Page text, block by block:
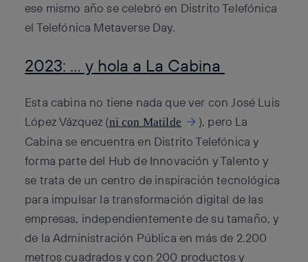
ese mismo año se celebró en Distrito Telefónica
el Telefónica Metaverse Day.
2023: … y hola a La Cabina
Esta cabina no tiene nada que ver con José Luis
López Vázquez (ni con Matilde
), pero La
Cabina se encuentra en Distrito Telefónica y
forma parte del Hub de Innovación y Talento y
se trata de un centro de inspiración tecnológica
para impulsar la transformación digital de las
empresas, independientemente de su tamaño, y
de la Administración Pública en más de 2.200
metros cuadrados y con 200 productos y